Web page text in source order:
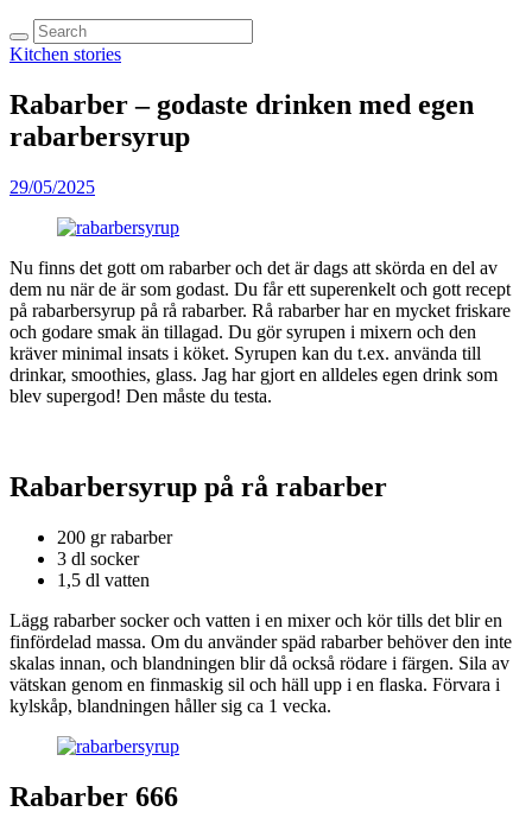
Kitchen stories
Rabarber – godaste drinken med egen
rabarbersyrup
29/05/2025
Nu finns det gott om rabarber och det är dags att skörda en del av
dem nu när de är som godast. Du får ett superenkelt och gott recept
på rabarbersyrup på rå rabarber. Rå rabarber har en mycket friskare
och godare smak än tillagad. Du gör syrupen i mixern och den
kräver minimal insats i köket. Syrupen kan du t.ex. använda till
drinkar, smoothies, glass. Jag har gjort en alldeles egen drink som
blev supergod! Den måste du testa.
Rabarbersyrup på rå rabarber
200 gr rabarber
3 dl socker
1,5 dl vatten
Lägg rabarber socker och vatten i en mixer och kör tills det blir en
finfördelad massa. Om du använder späd rabarber behöver den inte
skalas innan, och blandningen blir då också rödare i färgen. Sila av
vätskan genom en finmaskig sil och häll upp i en flaska. Förvara i
kylskåp, blandningen håller sig ca 1 vecka.
Rabarber 666